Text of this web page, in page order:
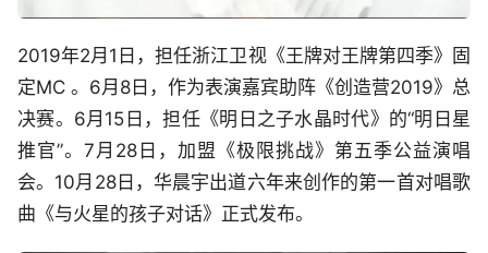
2019年2月1日，担任浙江卫视《王牌对王牌第四季》固
定MC 。6月8日，作为表演嘉宾助阵《创造营2019》总
决赛。6月15日，担任《明日之子水晶时代》的“明日星
推官”。7月28日，加盟《极限挑战》第五季公益演唱
会。10月28日，华晨宇出道六年来创作的第一首对唱歌
曲《与火星的孩子对话》正式发布。